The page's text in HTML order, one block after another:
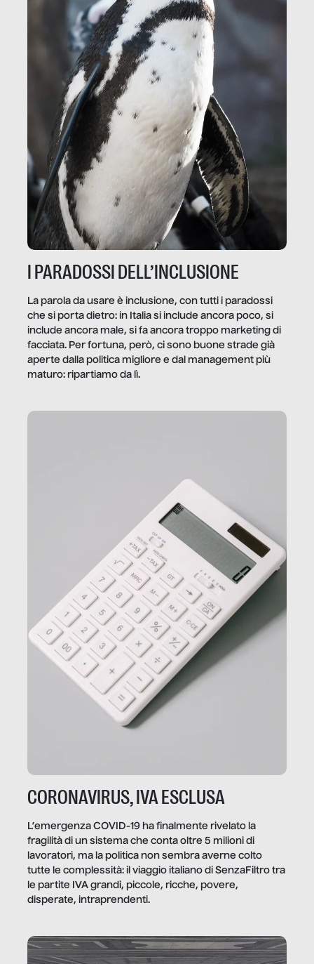
I PARADOSSI DELL’INCLUSIONE
La parola da usare è inclusione, con tutti i paradossi
che si porta dietro: in Italia si include ancora poco, si
include ancora male, si fa ancora troppo marketing di
facciata. Per fortuna, però, ci sono buone strade già
aperte dalla politica migliore e dal management più
maturo: ripartiamo da lì.
CORONAVIRUS, IVA ESCLUSA
L’emergenza COVID-19 ha finalmente rivelato la
fragilità di un sistema che conta oltre 5 milioni di
lavoratori, ma la politica non sembra averne colto
tutte le complessità: il viaggio italiano di SenzaFiltro tra
le partite IVA grandi, piccole, ricche, povere,
disperate, intraprendenti.